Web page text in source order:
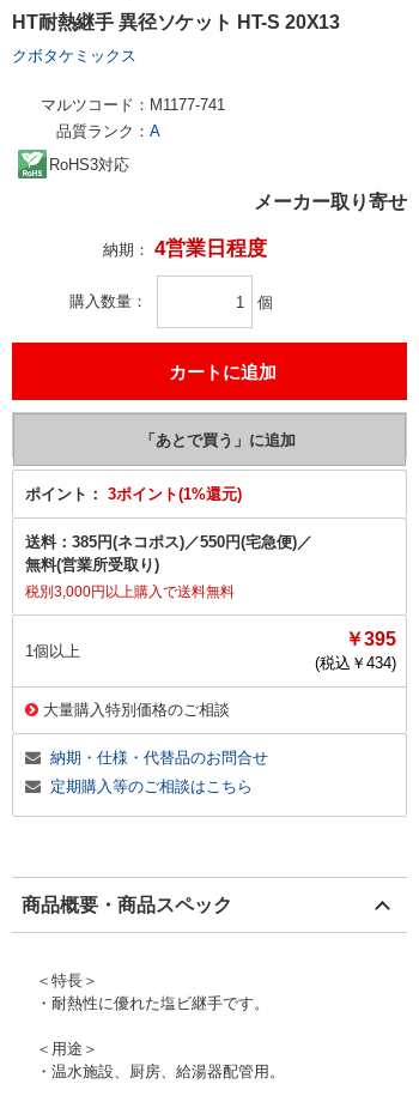
HT耐熱継手 異径ソケット HT-S 20X13
クボタケミックス
マルツコード： M1177-741
品質ランク： A
RoHS3対応
メーカー取り寄せ
納期： 4営業日程度
購入数量 個
ポイント： 3ポイント(1%還元)
送料： 385円(ネコポス)／550円(宅急便)／
無料(営業所受取り)
税別3,000円以上購入で送料無料
1個以上
￥395
(税込￥ 434)
大量購入特別価格のご相談
納期・仕様・代替品のお問合せ
定期購入等のご相談はこちら
商品概要・商品スペック
＜特長＞
・耐熱性に優れた塩ビ継手です。
＜用途＞
・温水施設、厨房、給湯器配管用。